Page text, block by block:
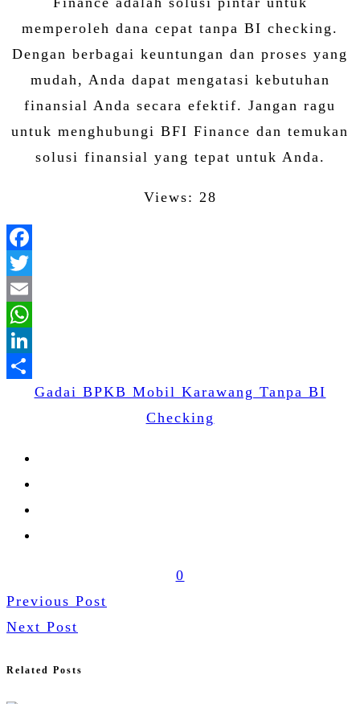
memperoleh dana cepat tanpa BI checking.
Dengan berbagai keuntungan dan proses yang
mudah, Anda dapat mengatasi kebutuhan
finansial Anda secara efektif. Jangan ragu
untuk menghubungi BFI Finance dan temukan
solusi finansial yang tepat untuk Anda.
Views: 28
Share
Gadai BPKB Mobil Karawang Tanpa BI
Checking
0
Previous Post
Next Post
Related Posts